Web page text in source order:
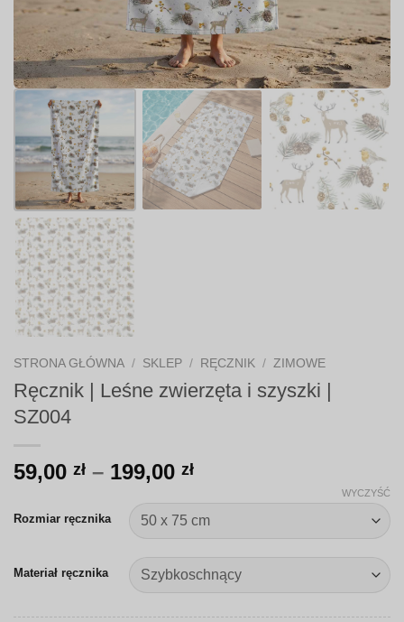
STRONA GŁÓWNA / SKLEP / RĘCZNIK / ZIMOWE
Ręcznik | Leśne zwierzęta i szyszki |
SZ004
59,00 zł – 199,00 złZakres
od
59,00 zł
do
199,00 zł
Rozmiar ręcznika
Materiał ręcznika
WYCZYŚĆ